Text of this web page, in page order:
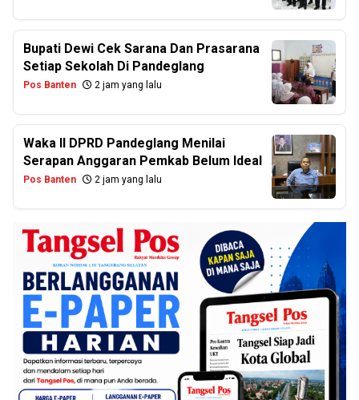
Bupati Dewi Cek Sarana Dan Prasarana
Setiap Sekolah Di Pandeglang
Pos Banten 2 jam yang lalu
Waka II DPRD Pandeglang Menilai
Serapan Anggaran Pemkab Belum Ideal
Pos Banten 2 jam yang lalu